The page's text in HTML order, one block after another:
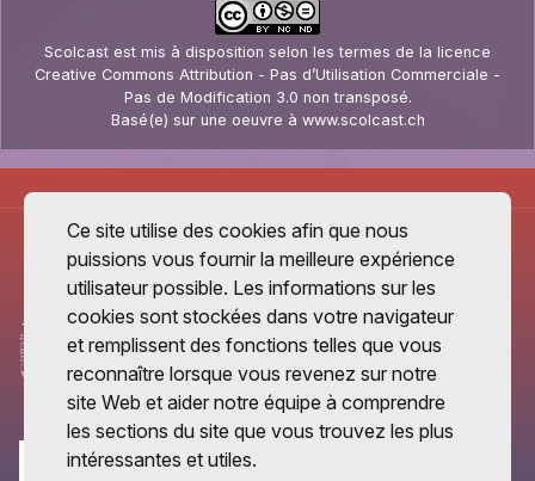
Scolcast est mis à disposition selon les termes de la licence
Creative Commons Attribution - Pas d’Utilisation Commerciale -
Pas de Modification 3.0 non transposé.
Basé(e) sur une oeuvre à www.scolcast.ch
Ce site utilise des cookies afin que nous
puissions vous fournir la meilleure expérience
utilisateur possible. Les informations sur les
cookies sont stockées dans votre navigateur
et remplissent des fonctions telles que vous
reconnaître lorsque vous revenez sur notre
site Web et aider notre équipe à comprendre
les sections du site que vous trouvez les plus
intéressantes et utiles.